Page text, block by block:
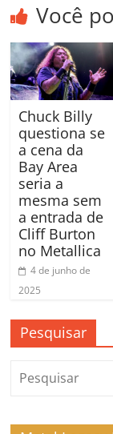
Você
Chuck Billy
questiona se
a cena da
Bay Area
seria a
mesma sem
a entrada de
Cliff Burton
no Metallica
4 de junho de
2025
Pesquisar